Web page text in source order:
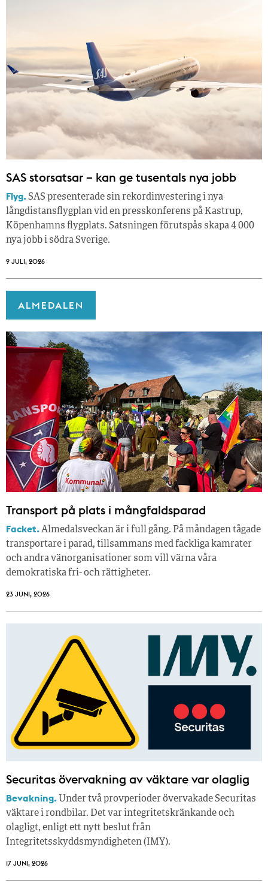
SAS storsatsar – kan ge tusentals nya jobb
Flyg.SAS presenterade sin rekordinvestering i nya
långdistansflygplan vid en presskonferens på Kastrup,
Köpenhamns flygplats. Satsningen förutspås skapa 4 000
nya jobb i södra Sverige.
9 JULI, 2026
ALMEDALEN
Transport på plats i mångfaldsparad
Facket.Almedalsveckan är i full gång. På måndagen tågade
transportare i parad, tillsammans med fackliga kamrater
och andra vänorganisationer som vill värna våra
demokratiska fri- och rättigheter.
23 JUNI, 2026
Securitas övervakning av väktare var olaglig
Bevakning. Under två provperioder övervakade Securitas
väktare i rondbilar. Det var integritetskränkande och
olagligt, enligt ett nytt beslut från
Integritetsskyddsmyndigheten (IMY).
17 JUNI, 2026